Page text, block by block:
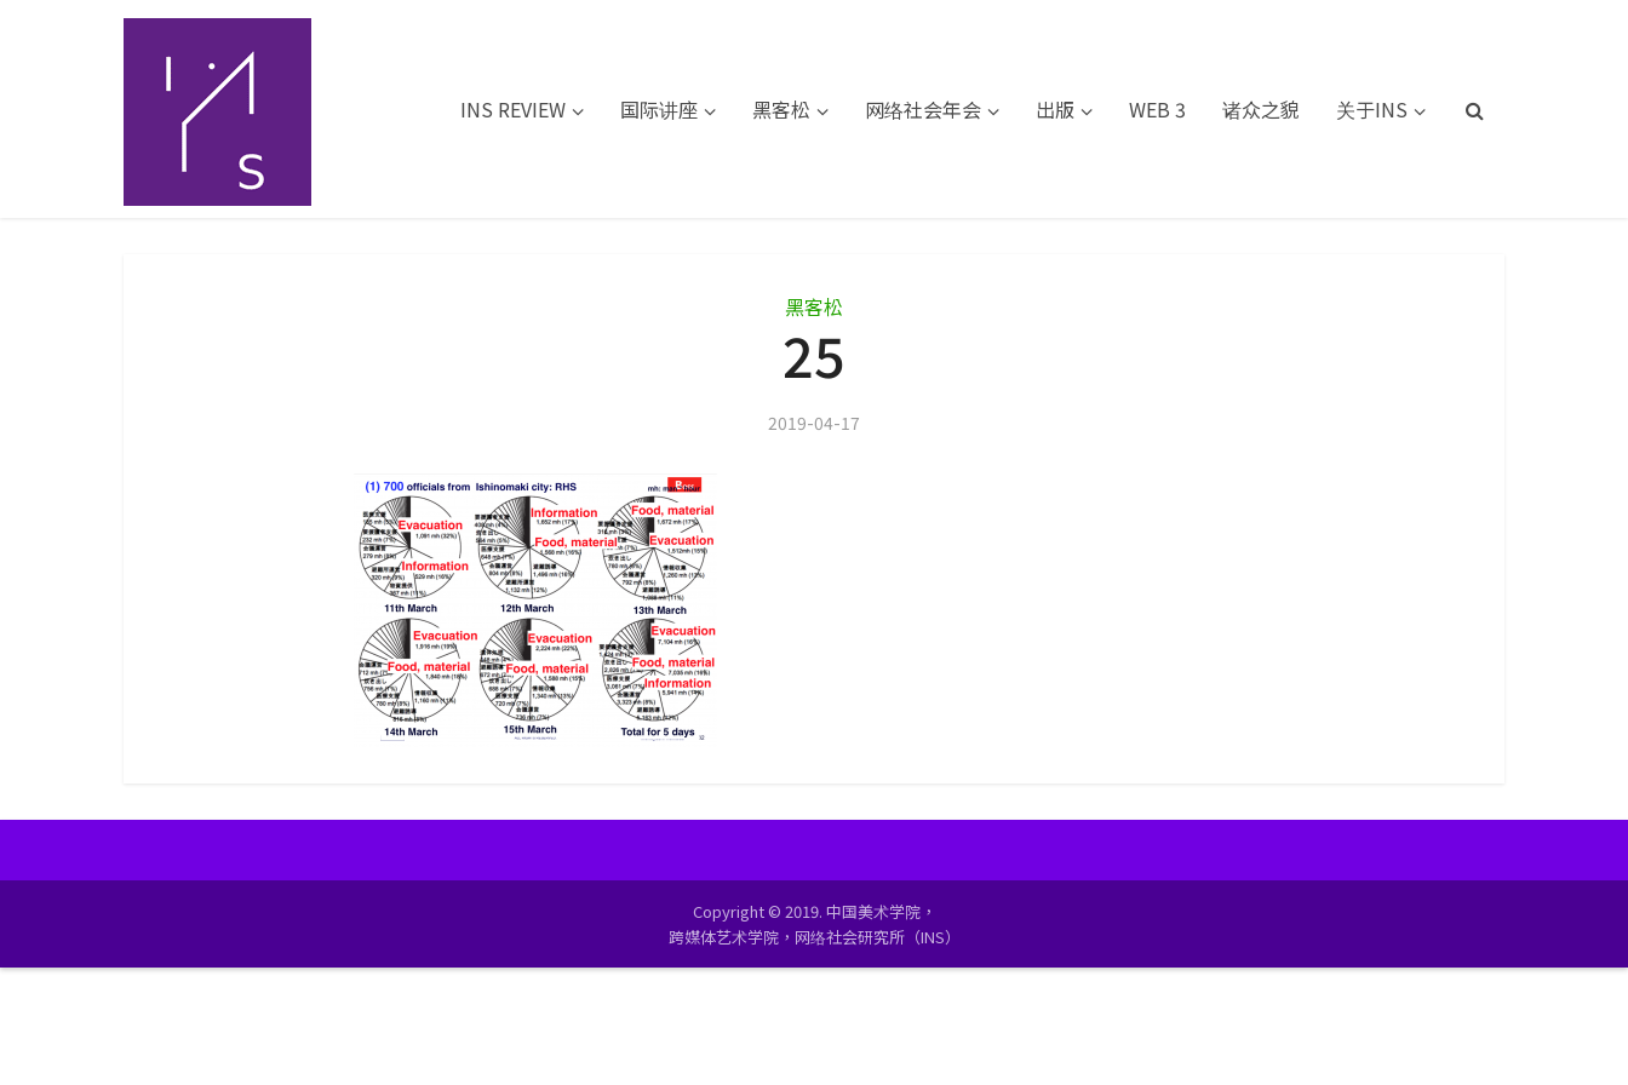
INS REVIEW 国际讲座 黑客松 网络社会年会 出版 WEB 3 诸众之貌 关于INS
黑客松
25
2019-04-17
Copyright © 2019. 中国美术学院，
跨媒体艺术学院，网络社会研究所（INS）